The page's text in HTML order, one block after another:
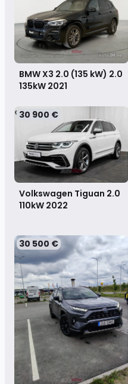
BMW X3 2.0 (135 kW) 2.0
135kW 2021
30 900 €
Volkswagen Tiguan 2.0
110kW 2022
30 500 €